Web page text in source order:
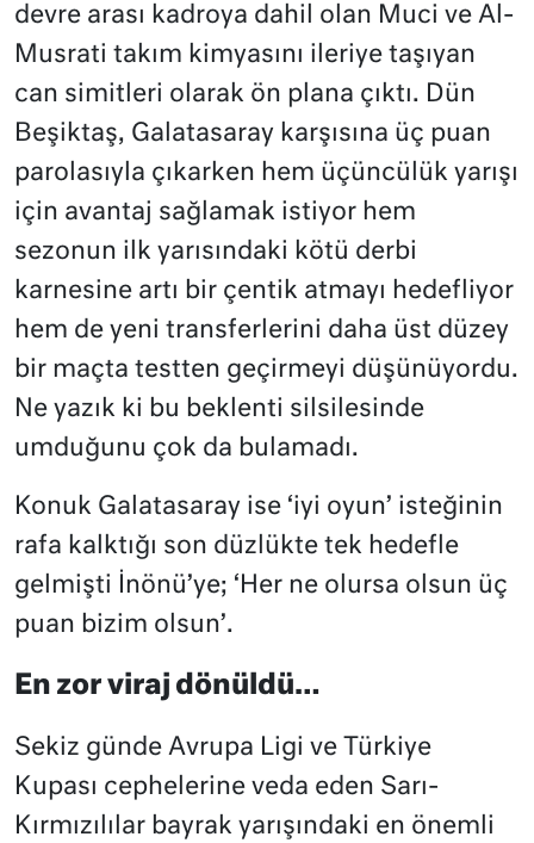
devre arası kadroya dahil olan Muci ve Al-
Musrati takım kimyasını ileriye taşıyan
can simitleri olarak ön plana çıktı. Dün
Beşiktaş, Galatasaray karşısına üç puan
parolasıyla çıkarken hem üçüncülük yarışı
için avantaj sağlamak istiyor hem
sezonun ilk yarısındaki kötü derbi
karnesine artı bir çentik atmayı hedefliyor
hem de yeni transferlerini daha üst düzey
bir maçta testten geçirmeyi düşünüyordu.
Ne yazık ki bu beklenti silsilesinde
umduğunu çok da bulamadı.
Konuk Galatasaray ise ‘iyi oyun’ isteğinin
rafa kalktığı son düzlükte tek hedefle
gelmişti İnönü’ye; ‘Her ne olursa olsun üç
puan bizim olsun’.
En zor viraj dönüldü…
Sekiz günde Avrupa Ligi ve Türkiye
Kupası cephelerine veda eden Sarı-
Kırmızılılar bayrak yarışındaki en önemli